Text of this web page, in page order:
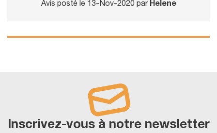
Avis posté le 13-Nov-2020 par Helene
Inscrivez-vous à notre newsletter